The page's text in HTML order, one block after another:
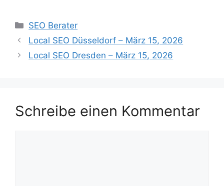
Kategorien
SEO Berater
Local SEO Düsseldorf – März 15, 2026
Local SEO Dresden – März 15, 2026
Schreibe einen Kommentar